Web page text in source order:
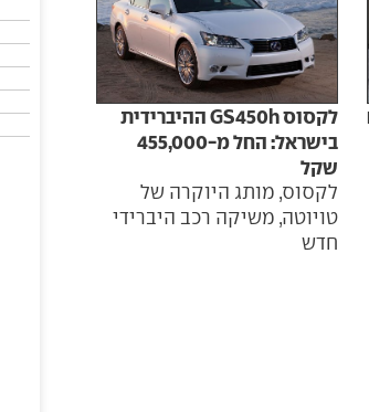
לקסוס GS450h ההיברידית
בישראל: החל מ-455,000
שקל
לקסוס, מותג היוקרה של
טויוטה, משיקה רכב היברידי
חדש